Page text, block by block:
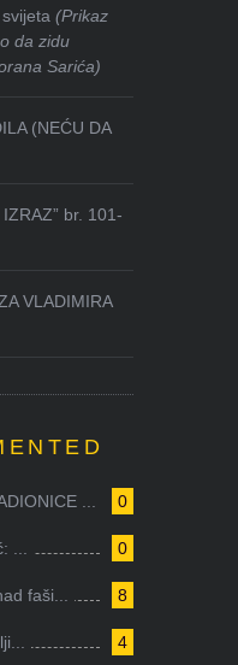
svijeta(Prikaz
da zidu
Sarića)
(NEĆU DA
br. 101-
VLADIMIRA
0
...
0
...
8
faši...
4